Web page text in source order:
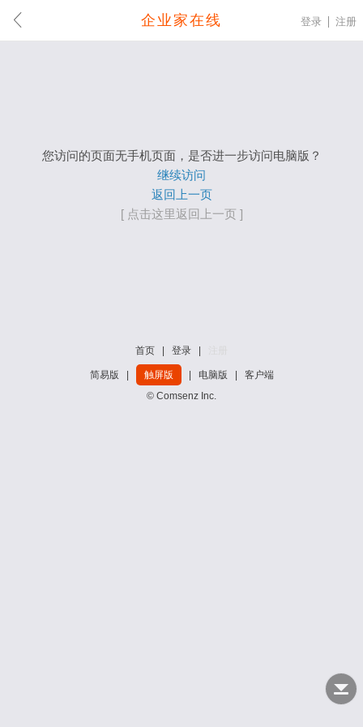
企业家在线 登录 注册
您访问的页面无手机页面，是否进一步访问电脑版？
继续访问
返回上一页
[ 点击这里返回上一页 ]
首页 登录
简易版 触屏版 电脑版
客户端
© Comsenz Inc.